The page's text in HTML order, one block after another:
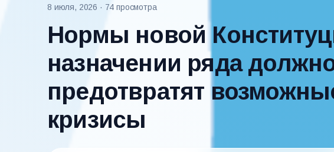
8 июля, 2026 · 74 просмотра
Нормы новой
назначении ряда
предотвратят
кризисы